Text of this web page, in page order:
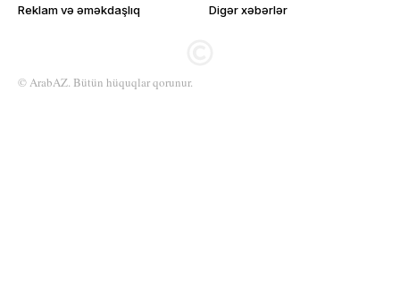
Reklam və əməkdaşlıq
Digər xəbərlər
© ArabAZ. Bütün hüquqlar qorunur.